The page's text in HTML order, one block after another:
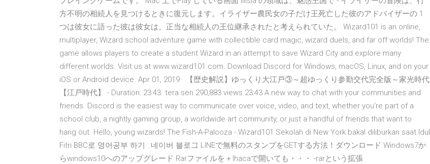
方不明の相続人を見つけるときに復元します。イライザー農民女の子だけ王死亡した彼のアドバイザーの 1
つは彼女に語った彼は彼女は、正当な相続人の王位継承されたと考えられていた。 Wizard101 is an online,
multiplayer, Wizard school adventure game with collectible card magic, wizard duels, and far off worlds! The
game allows players to create a student Wizard in an attempt to save Wizard City and explore many
different worlds. Visit us at www.wizard101.com. Download Discord for Windows, macOS, Linux, and on your
iOS or Android device. Apr 01, 2019 · 【歴史解説】ゆっくり大江戸③～超ゆっくり参勤交代完全版～家光時代
【江戸時代】 - Duration: 23:43. tera sen 290,883 views 23:43 A new way to chat with your communities and
friends. Discord is the easiest way to communicate over voice, video, and text, whether you’re part of a
school club, a nightly gaming group, a worldwide art community, or just a handful of friends that want to
hang out. Hello, young wizards! The Fish-A-Palooza - Wizard101 Sekolah di New York bakal diliburkan saat Idul
Fitri BBC로 영어공부 하기 : 네이버 블로그 LINEで無料のスタンプをGETする方法！ダウンロード Windows7か
らwindows10へのアップグレード Rarファイルを＋lhacaで開いても・・・ -rarという拡張